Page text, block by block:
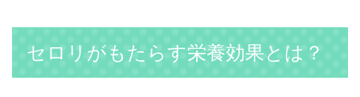
セロリがもたらす栄養効果とは？